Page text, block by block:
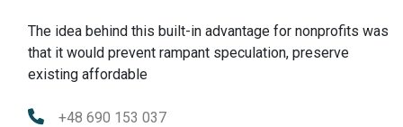
The idea behind this built-in advantage for nonprofits was
that it would prevent rampant speculation, preserve
existing affordable
+48 690 153 037